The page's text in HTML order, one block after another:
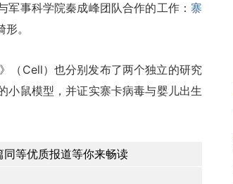
事科学院秦成峰团队合作的工作： 寨
。
Cell）也分别发布了两个独立的研究
小鼠模型，并证实寨卡病毒与婴儿出生
同等优质报道等你来畅读